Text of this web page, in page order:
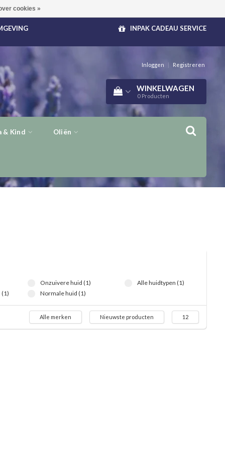
INPAK CADEAU SERVICE
Inloggen | Registreren
WINKELWAGEN
0 Producten
& Kind Oliën
Onzuivere huid (1)
Normale huid (1)
Alle huidtypen (1)
Alle merken Nieuwste producten 12
cookies »